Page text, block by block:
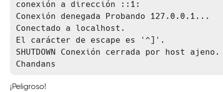
conexión a dirección ::1:
Conexión denegada Probando 127.0.0.1...
Conectado a localhost.
El carácter de escape es '^]'.
SHUTDOWN Conexión cerrada por host ajeno.
Chandans
¡Peligroso!